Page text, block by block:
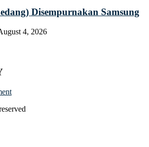
Disempurnakan Samsung
4, 2026